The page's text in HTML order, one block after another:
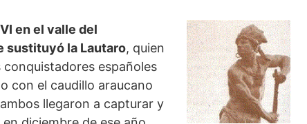
en el valle del
sustituyó la Lautaro, quien
españoles
con el caudillo araucano
llegaron a capturar y